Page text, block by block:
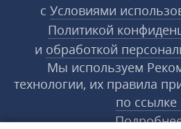
с Условиями
Политикой
и обработкой
Мы используем
технологии, их правила
по ссылке